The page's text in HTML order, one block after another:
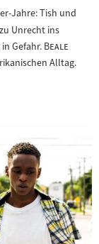
Jahre: Tish und
Unrecht ins
Gefahr. "Beale
Alltag.